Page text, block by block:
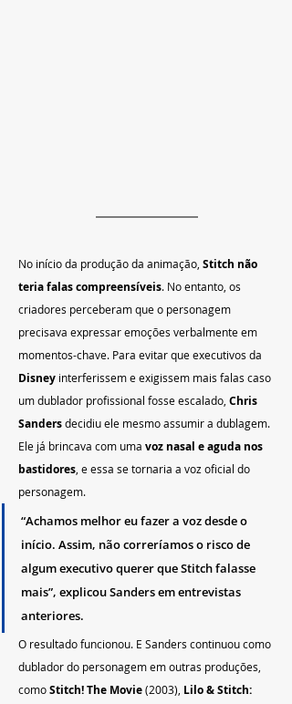
No início da produção da animação, Stitch não
teria falas compreensíveis. No entanto, os
criadores perceberam que o personagem
precisava expressar emoções verbalmente em
momentos-chave. Para evitar que executivos da
Disney interferissem e exigissem mais falas caso
um dublador profissional fosse escalado, Chris
Sanders decidiu ele mesmo assumir a dublagem.
Ele já brincava com uma voz nasal e aguda nos
bastidores , e essa se tornaria a voz oficial do
personagem.
“Achamos melhor eu fazer a voz desde o
início. Assim, não correríamos o risco de
algum executivo querer que Stitch falasse
mais”, explicou Sanders em entrevistas
anteriores.
O resultado funcionou. E Sanders continuou como
dublador do personagem em outras produções,
como Stitch! The Movie (2003), Lilo & Stitch: